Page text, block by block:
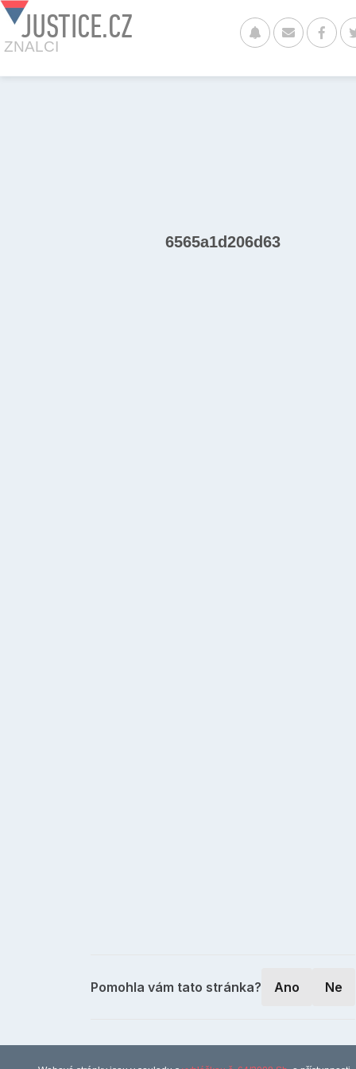
JUSTICE.CZ
ZNALCI
6565a1d206d63
Pomohla vám tato stránka? Ano Ne